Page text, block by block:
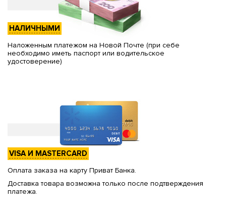
НАЛИЧНЫМИ
Наложенным платежом на Новой Почте (при себе
необходимо иметь паспорт или водительское
удостоверение)
VISA И MASTERCARD
Оплата заказа на карту Приват Банка.
Доставка товара возможна только после подтверждения
платежа.